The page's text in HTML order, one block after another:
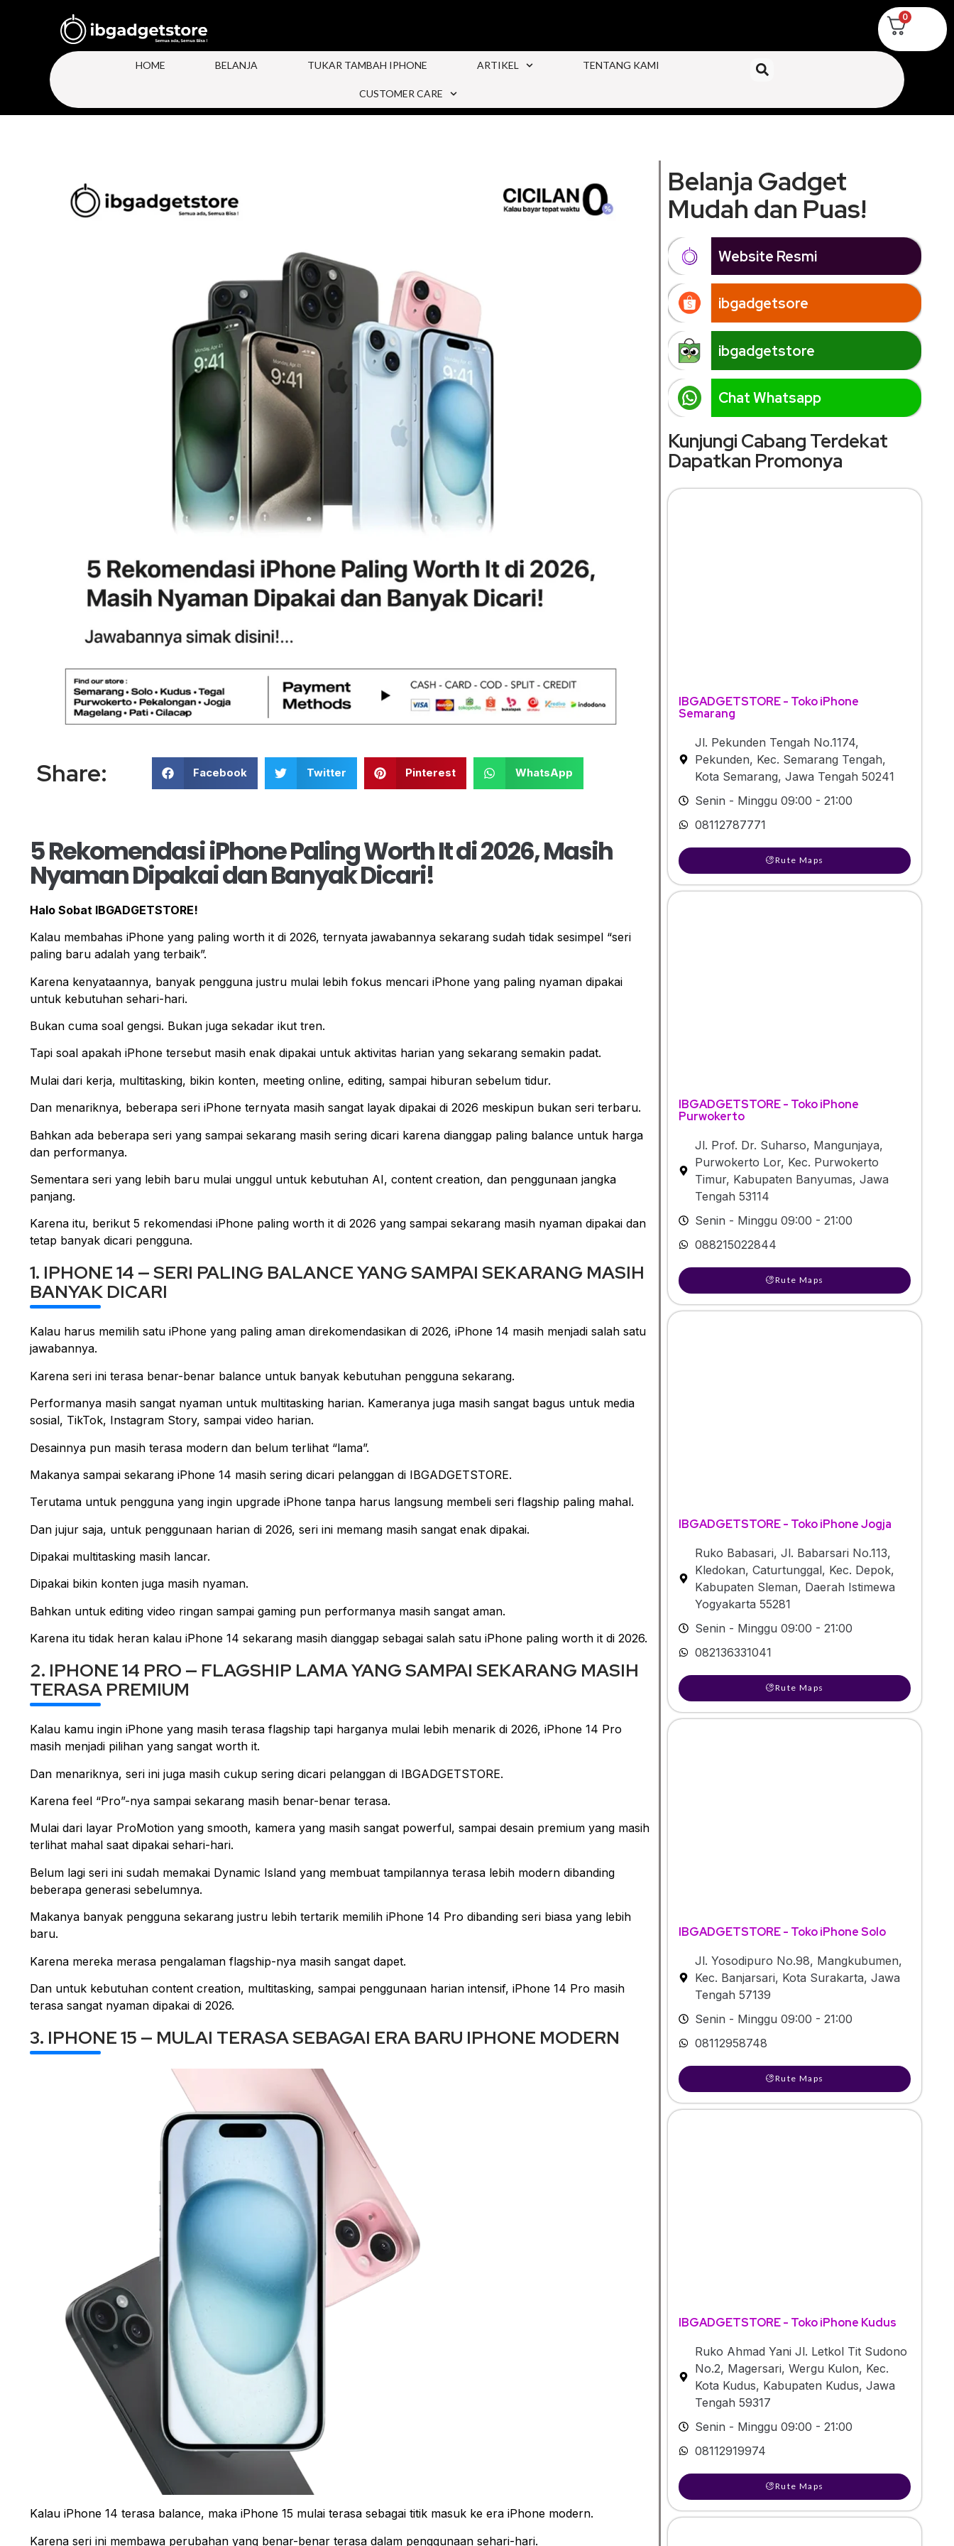
0
HOME BELANJA TUKAR TAMBAH IPHONE ARTIKEL TENTANG KAMI
CUSTOMER CARE
Share: Facebook Twitter Pinterest WhatsApp
5 Rekomendasi iPhone Paling Worth It di 2026, Masih
Nyaman Dipakai dan Banyak Dicari!
Halo Sobat IBGADGETSTORE!
Kalau membahas iPhone yang paling worth it di 2026, ternyata jawabannya sekarang sudah tidak sesimpel “seri
paling baru adalah yang terbaik”.
Karena kenyataannya, banyak pengguna justru mulai lebih fokus mencari iPhone yang paling nyaman dipakai
untuk kebutuhan sehari-hari.
Bukan cuma soal gengsi. Bukan juga sekadar ikut tren.
Tapi soal apakah iPhone tersebut masih enak dipakai untuk aktivitas harian yang sekarang semakin padat.
Mulai dari kerja, multitasking, bikin konten, meeting online, editing, sampai hiburan sebelum tidur.
Dan menariknya, beberapa seri iPhone ternyata masih sangat layak dipakai di 2026 meskipun bukan seri terbaru.
Bahkan ada beberapa seri yang sampai sekarang masih sering dicari karena dianggap paling balance untuk harga
dan performanya.
Sementara seri yang lebih baru mulai unggul untuk kebutuhan AI, content creation, dan penggunaan jangka
panjang.
Karena itu, berikut 5 rekomendasi iPhone paling worth it di 2026 yang sampai sekarang masih nyaman dipakai dan
tetap banyak dicari pengguna.
1. IPHONE 14 — SERI PALING BALANCE YANG SAMPAI SEKARANG MASIH
BANYAK DICARI
Kalau harus memilih satu iPhone yang paling aman direkomendasikan di 2026, iPhone 14 masih menjadi salah satu
jawabannya.
Karena seri ini terasa benar-benar balance untuk banyak kebutuhan pengguna sekarang.
Performanya masih sangat nyaman untuk multitasking harian. Kameranya juga masih sangat bagus untuk media
sosial, TikTok, Instagram Story, sampai video harian.
Desainnya pun masih terasa modern dan belum terlihat “lama”.
Makanya sampai sekarang iPhone 14 masih sering dicari pelanggan di IBGADGETSTORE.
Terutama untuk pengguna yang ingin upgrade iPhone tanpa harus langsung membeli seri flagship paling mahal.
Dan jujur saja, untuk penggunaan harian di 2026, seri ini memang masih sangat enak dipakai.
Dipakai multitasking masih lancar.
Dipakai bikin konten juga masih nyaman.
Bahkan untuk editing video ringan sampai gaming pun performanya masih sangat aman.
Karena itu tidak heran kalau iPhone 14 sekarang masih dianggap sebagai salah satu iPhone paling worth it di 2026.
2. IPHONE 14 PRO — FLAGSHIP LAMA YANG SAMPAI SEKARANG MASIH
TERASA PREMIUM
Kalau kamu ingin iPhone yang masih terasa flagship tapi harganya mulai lebih menarik di 2026, iPhone 14 Pro
masih menjadi pilihan yang sangat worth it.
Dan menariknya, seri ini juga masih cukup sering dicari pelanggan di IBGADGETSTORE.
Karena feel “Pro”-nya sampai sekarang masih benar-benar terasa.
Mulai dari layar ProMotion yang smooth, kamera yang masih sangat powerful, sampai desain premium yang masih
terlihat mahal saat dipakai sehari-hari.
Belum lagi seri ini sudah memakai Dynamic Island yang membuat tampilannya terasa lebih modern dibanding
beberapa generasi sebelumnya.
Makanya banyak pengguna sekarang justru lebih tertarik memilih iPhone 14 Pro dibanding seri biasa yang lebih
baru.
Karena mereka merasa pengalaman flagship-nya masih sangat dapet.
Dan untuk kebutuhan content creation, multitasking, sampai penggunaan harian intensif, iPhone 14 Pro masih
terasa sangat nyaman dipakai di 2026.
3. IPHONE 15 — MULAI TERASA SEBAGAI ERA BARU IPHONE MODERN
Kalau iPhone 14 terasa balance, maka iPhone 15 mulai terasa sebagai titik masuk ke era iPhone modern.
Karena seri ini membawa perubahan yang benar-benar terasa dalam penggunaan sehari-hari.
Belanja Gadget
Mudah dan Puas!
Website Resmi
ibgadgetsore
ibgadgetstore
Chat Whatsapp
Kunjungi Cabang Terdekat
Dapatkan Promonya
IBGADGETSTORE - Toko iPhone
Semarang
Jl. Pekunden Tengah No.1174,
Pekunden, Kec. Semarang Tengah,
Kota Semarang, Jawa Tengah 50241
Senin - Minggu 09:00 - 21:00
08112787771
Rute Maps
IBGADGETSTORE - Toko iPhone
Purwokerto
Jl. Prof. Dr. Suharso, Mangunjaya,
Purwokerto Lor, Kec. Purwokerto
Timur, Kabupaten Banyumas, Jawa
Tengah 53114
Senin - Minggu 09:00 - 21:00
088215022844
Rute Maps
IBGADGETSTORE - Toko iPhone Jogja
Ruko Babasari, Jl. Babarsari No.113,
Kledokan, Caturtunggal, Kec. Depok,
Kabupaten Sleman, Daerah Istimewa
Yogyakarta 55281
Senin - Minggu 09:00 - 21:00
082136331041
Rute Maps
IBGADGETSTORE - Toko iPhone Solo
Jl. Yosodipuro No.98, Mangkubumen,
Kec. Banjarsari, Kota Surakarta, Jawa
Tengah 57139
Senin - Minggu 09:00 - 21:00
08112958748
Rute Maps
IBGADGETSTORE - Toko iPhone Kudus
Ruko Ahmad Yani Jl. Letkol Tit Sudono
No.2, Magersari, Wergu Kulon, Kec.
Kota Kudus, Kabupaten Kudus, Jawa
Tengah 59317
Senin - Minggu 09:00 - 21:00
08112919974
Rute Maps